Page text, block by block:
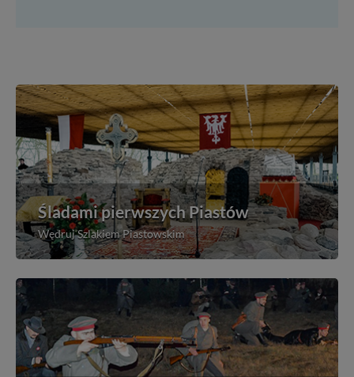
Śladami pierwszych Piastów
Wędruj Szlakiem Piastowskim